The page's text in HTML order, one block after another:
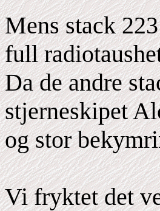
Mens stack
full
Da de andre
stjerneskipet
og stor
Vi fryktet det